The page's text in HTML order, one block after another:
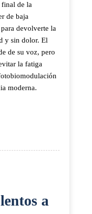
final de la
de baja
devolverte la
y sin dolor. El
de su voz, pero
la fatiga
moderna.
a